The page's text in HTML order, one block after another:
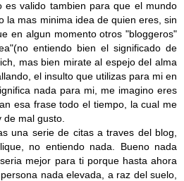
es valido tambien para que el mundo
la mas minima idea de quien eres, sin
en algun momento otros "bloggeros"
entiendo bien el significado de
mas bien mirate al espejo del alma
el insulto que utilizas para mi en
nada para mi, me imagino eres
esa frase todo el tiempo, la cual me
mal gusto.
una serie de citas a traves del blog,
no entiendo nada. Bueno nada
mejor para ti porque hasta ahora
nada elevada, a raz del suelo,